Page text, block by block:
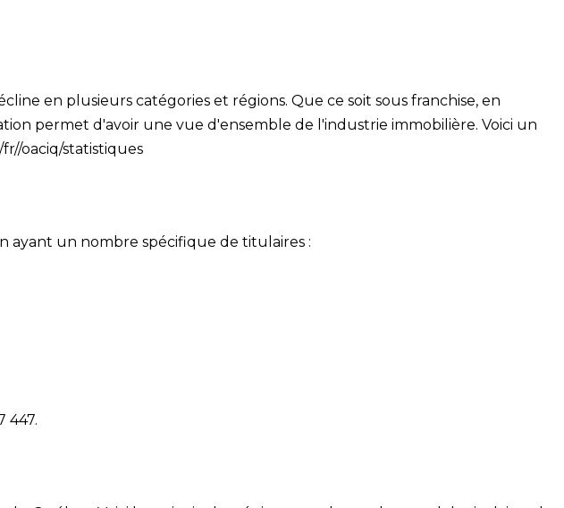
en plusieurs catégories et régions. Que ce soit sous franchise, en
permet d'avoir une vue d'ensemble de l'industrie immobilière. Voici un
oaciq/statistiques
ayant un nombre spécifique de titulaires :
447.